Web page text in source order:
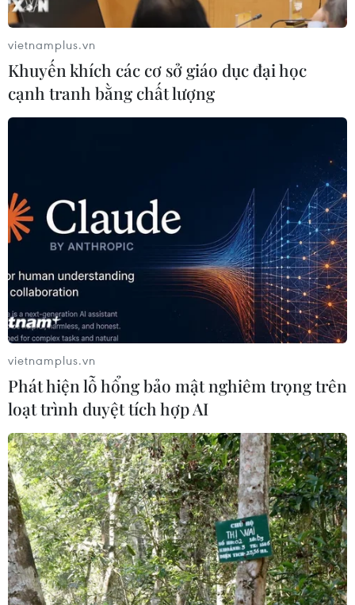
Quảng Ninh: Tạo sự khác biệt, phát huy
Du lịch tại Bái Tử Long có thể kết hợp các hành trình
khám phá đảo hoang sơ, mang đến trải nghiệm phong
phú như ngủ đêm trên các đảo, kết hợp cắm trại, ngắm
sao, đốt lửa trại trên bãi biển...
vietnamplus.vn
Khuyến khích các cơ sở giáo dục đại học
cạnh tranh bằng chất lượng
vietnamplus.vn
Phát hiện lỗ hổng bảo mật nghiêm trọng trên
loạt trình duyệt tích hợp AI